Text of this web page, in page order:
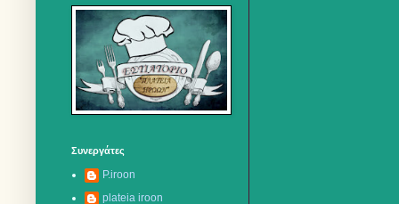
Συνεργάτες
P.iroon
plateia iroon